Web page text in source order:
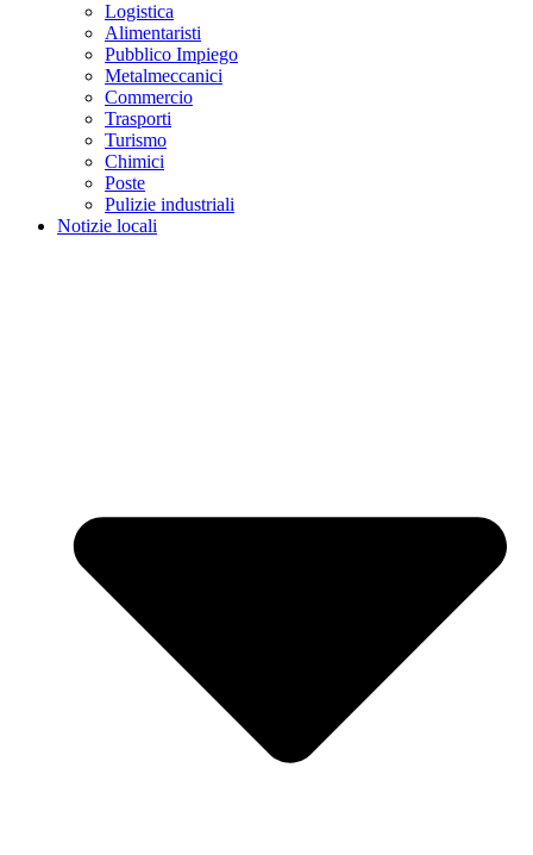
Logistica
Alimentaristi
Pubblico Impiego
Metalmeccanici
Commercio
Trasporti
Turismo
Chimici
Poste
Pulizie industriali
Notizie locali